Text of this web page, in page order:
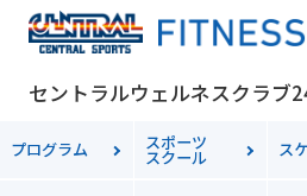
セントラルウェルネスクラブ
プログラム スポーツ
スクール ス